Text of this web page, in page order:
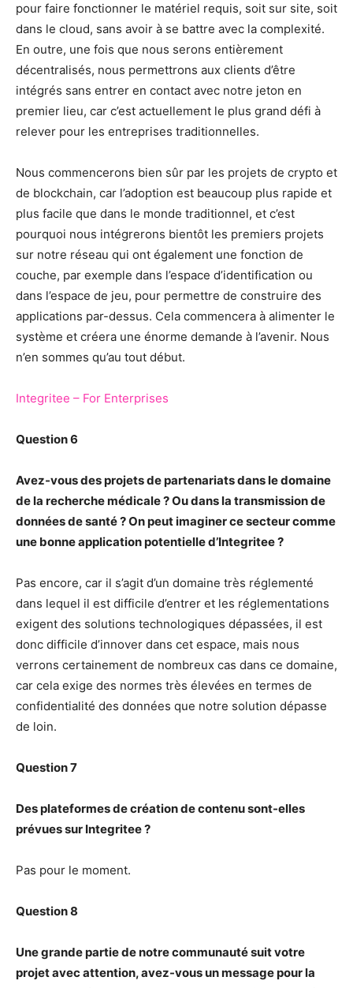
pour faire fonctionner le matériel requis, soit sur site, soit
dans le cloud, sans avoir à se battre avec la complexité.
En outre, une fois que nous serons entièrement
décentralisés, nous permettrons aux clients d’être
intégrés sans entrer en contact avec notre jeton en
premier lieu, car c’est actuellement le plus grand défi à
relever pour les entreprises traditionnelles.
Nous commencerons bien sûr par les projets de crypto et
de blockchain, car l’adoption est beaucoup plus rapide et
plus facile que dans le monde traditionnel, et c’est
pourquoi nous intégrerons bientôt les premiers projets
sur notre réseau qui ont également une fonction de
couche, par exemple dans l’espace d’identification ou
dans l’espace de jeu, pour permettre de construire des
applications par-dessus. Cela commencera à alimenter le
système et créera une énorme demande à l’avenir. Nous
n’en sommes qu’au tout début.
Integritee – For Enterprises
Question 6
Avez-vous des projets de partenariats dans le domaine
de la recherche médicale ? Ou dans la transmission de
données de santé ? On peut imaginer ce secteur comme
une bonne application potentielle d’Integritee ?
Pas encore, car il s’agit d’un domaine très réglementé
dans lequel il est difficile d’entrer et les réglementations
exigent des solutions technologiques dépassées, il est
donc difficile d’innover dans cet espace, mais nous
verrons certainement de nombreux cas dans ce domaine,
car cela exige des normes très élevées en termes de
confidentialité des données que notre solution dépasse
de loin.
Question 7
Des plateformes de création de contenu sont-elles
prévues sur Integritee ?
Pas pour le moment.
Question 8
Une grande partie de notre communauté suit votre
projet avec attention, avez-vous un message pour la